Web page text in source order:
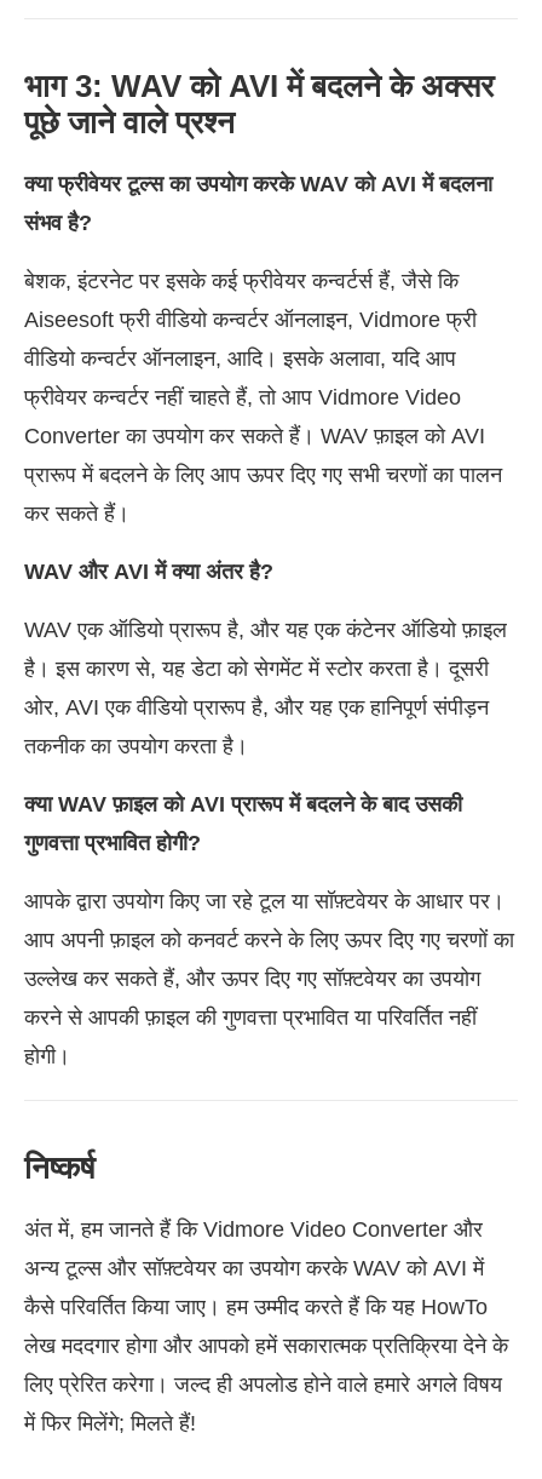
भाग 3: WAV को AVI में बदलने के अक्सर
पूछे जाने वाले प्रश्न
क्या फ्रीवेयर टूल्स का उपयोग करके WAV को AVI में बदलना
संभव है?
बेशक, इंटरनेट पर इसके कई फ्रीवेयर कन्वर्टर्स हैं, जैसे कि
Aiseesoft फ्री वीडियो कन्वर्टर ऑनलाइन, Vidmore फ्री
वीडियो कन्वर्टर ऑनलाइन, आदि। इसके अलावा, यदि आप
फ्रीवेयर कन्वर्टर नहीं चाहते हैं, तो आप Vidmore Video
Converter का उपयोग कर सकते हैं। WAV फ़ाइल को AVI
प्रारूप में बदलने के लिए आप ऊपर दिए गए सभी चरणों का पालन
कर सकते हैं।
WAV और AVI में क्या अंतर है?
WAV एक ऑडियो प्रारूप है, और यह एक कंटेनर ऑडियो फ़ाइल
है। इस कारण से, यह डेटा को सेगमेंट में स्टोर करता है। दूसरी
ओर, AVI एक वीडियो प्रारूप है, और यह एक हानिपूर्ण संपीड़न
तकनीक का उपयोग करता है।
क्या WAV फ़ाइल को AVI प्रारूप में बदलने के बाद उसकी
गुणवत्ता प्रभावित होगी?
आपके द्वारा उपयोग किए जा रहे टूल या सॉफ़्टवेयर के आधार पर।
आप अपनी फ़ाइल को कनवर्ट करने के लिए ऊपर दिए गए चरणों का
उल्लेख कर सकते हैं, और ऊपर दिए गए सॉफ़्टवेयर का उपयोग
करने से आपकी फ़ाइल की गुणवत्ता प्रभावित या परिवर्तित नहीं
होगी।
निष्कर्ष
अंत में, हम जानते हैं कि Vidmore Video Converter और
अन्य टूल्स और सॉफ़्टवेयर का उपयोग करके WAV को AVI में
कैसे परिवर्तित किया जाए। हम उम्मीद करते हैं कि यह HowTo
लेख मददगार होगा और आपको हमें सकारात्मक प्रतिक्रिया देने के
लिए प्रेरित करेगा। जल्द ही अपलोड होने वाले हमारे अगले विषय
में फिर मिलेंगे; मिलते हैं!